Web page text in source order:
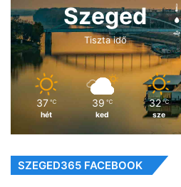
Szeged
Tiszta idő
37 ℃
hét
39 ℃
ked
32 ℃
sze
SZEGED365 FACEBOOK